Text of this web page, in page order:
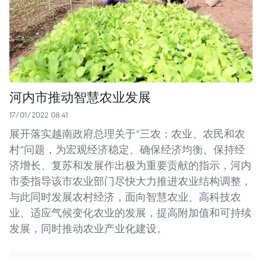
河内市推动智慧农业发展
17/01/2022 08:41
展开落实越南政府总理关于“三农：农业、农民和农
村”问题，为宏观经济稳定、确保经济均衡、保持经
济增长、复苏和发展作出极为重要贡献的指示，河内
市委指导该市农业部门尽快大力推进农业结构调整，
与此同时发展农村经济，面向智慧农业、高科技农
业、适应气候变化农业的发展，提高附加值和可持续
发展，同时推动农业产业化建设。